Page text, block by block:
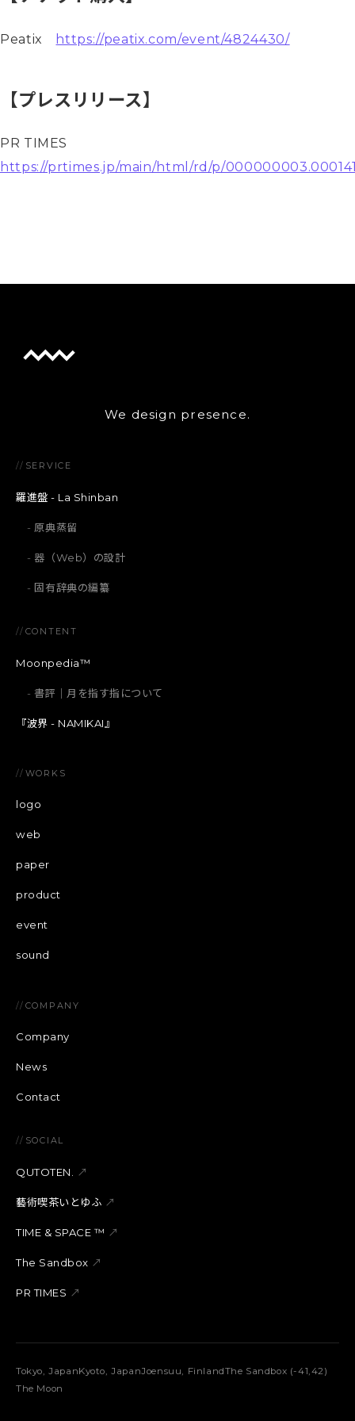
Peatix https://peatix.com/event/4824430/
【プレスリリース】
PR TIMES
https://prtimes.jp/main/html/rd/p/
We design presence.
// SERVICE
羅進盤 - La Shinban
原典蒸留
器（Web）の設計
固有辞典の編纂
// CONTENT
Moonpedia™
書評｜月を指す指について
『波界 - NAMIKAI』
// WORKS
logo
web
paper
product
event
sound
// COMPANY
Company
News
Contact
// SOCIAL
QUTOTEN. ↗
藝術喫茶いとゆふ ↗
TIME & SPACE ™︎ ↗
The Sandbox ↗
PR TIMES ↗
Tokyo, JapanKyoto, JapanJoensuu, FinlandThe Sandbox (-41,42)
The Moon